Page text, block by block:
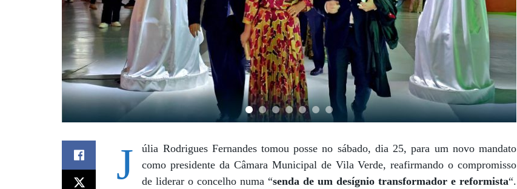
J
úlia Rodrigues Fernandes tomou posse no sábado, dia 25, para um novo mandato
como presidente da Câmara Municipal de Vila Verde, reafirmando o compromisso
de liderar o concelho numa “senda de um desígnio transformador e reformista“.